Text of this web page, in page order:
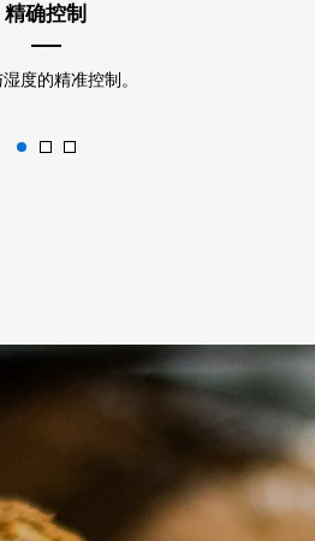
精确控制
度的精准控制。